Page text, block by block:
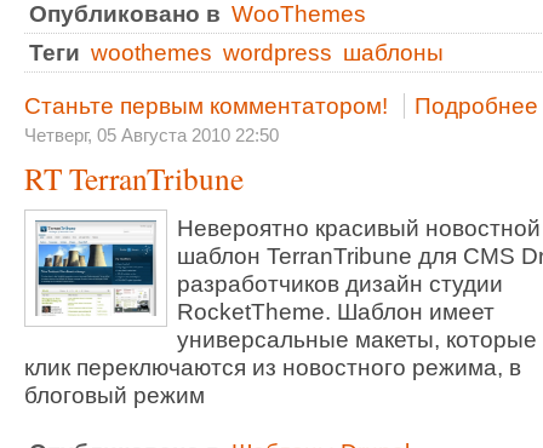
Опубликовано в WooThemes
Теги woothemes wordpress шаблоны
Станьте первым комментатором! Подробнее
Четверг, 05 Августа 2010 22:50
RT TerranTribune
Невероятно красивый новостной
шаблон TerranTribune для CMS
разработчиков дизайн студии
RocketTheme. Шаблон имеет
универсальные макеты, которые
клик переключаются из новостного режима, в
блоговый режим